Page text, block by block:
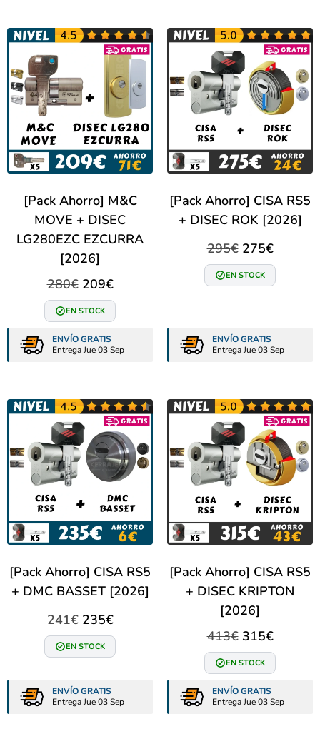
[Pack Ahorro] M&C
MOVE + DISEC
LG280EZC EZCURRA
[2026]
280€ 209€
EN STOCK
ENVÍO GRATIS
Entrega Jue 03 Sep
[Pack Ahorro] CISA RS5
+ DISEC ROK [2026]
295€ 275€
EN STOCK
ENVÍO GRATIS
Entrega Jue 03 Sep
[Pack Ahorro] CISA RS5
+ DMC BASSET [2026]
241€ 235€
EN STOCK
ENVÍO GRATIS
Entrega Jue 03 Sep
[Pack Ahorro] CISA RS5
+ DISEC KRIPTON
[2026]
413€ 315€
EN STOCK
ENVÍO GRATIS
Entrega Jue 03 Sep